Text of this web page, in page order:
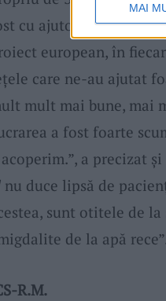
MAI
cu ajutorul
european, în
care ne-au ajutat
mult mai bune, mai
a fost foarte
a precizat și
nu duce lipsă de
sunt otitele de
de la apă
R.M.